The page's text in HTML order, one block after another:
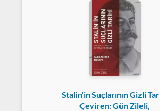
Stalin'in Suçlarının Gizli
Çeviren: Gün Zileli,